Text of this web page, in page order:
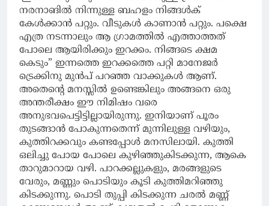
നരനാങിൽ നിന്നുള്ള ബഹളം നിങ്ങൾക്
കേൾക്കാൻ പറ്റും. വീടുകൾ കാണാൻ പറ്റും. പക്ഷെ
എത്ര നടന്നാലും ആ ഗ്രാമത്തിൽ എത്താത്തത്
പോലെ ആയിരിക്കും ഇറക്കം. നിങ്ങടെ ക്ഷമ
കെടും” ഇന്നത്തെ ഇറക്കത്തെ പറ്റി മാനേജർ
ട്രെക്കിനു മുൻപ് പറഞ്ഞ വാക്കുകൾ ആണ്.
അതെന്റെ മനസ്സിൽ ഉണ്ടെങ്കിലും അങ്ങനെ ഒരു
അന്തരീക്ഷം ഈ നിമിഷം വരെ
അനുഭവപെട്ടിട്ടില്ലായിരുന്നു. ഇനിയാണ് പൂരം
തുടങ്ങാൻ പോകുന്നതെന്ന് മുന്നിലുള്ള വഴിയും,
കുത്തിറക്കവും കണ്ടപ്പോൾ മനസിലായി. കുത്തി
ഒലിച്ചു പോയ പോലെ കുഴിഞ്ഞുകിടക്കുന്ന, ആകെ
താറുമാറായ വഴി. പാറക്കല്ലുകളും, മരങ്ങളുടെ
വേരും, മണ്ണും പൊടിയും കൂടി കുത്തിമറിഞ്ഞു
കിടക്കുന്നു. പൊടി തുപ്പി കിടക്കുന്ന ചരൽ മണ്ണ്